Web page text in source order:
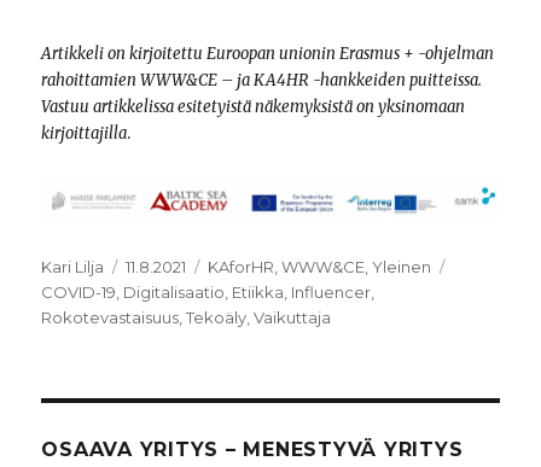
Artikkeli on kirjoitettu Euroopan unionin Erasmus + -ohjelman
rahoittamien WWW&CE – ja KA4HR -hankkeiden puitteissa.
Vastuu artikkelissa esitetyistä näkemyksistä on yksinomaan
kirjoittajilla.
Kirjoittaja
Kari Lilja Julkaistu
11.8.2021 Kategoriat
KAforHR ,WWW&CE ,Yleinen
COVID-19 Digitalisaatio Etiikka Influencer
Rokotevastaisuus ,Tekoäly ,Vaikuttaja
OSAAVA YRITYS – MENESTYVÄ YRITYS